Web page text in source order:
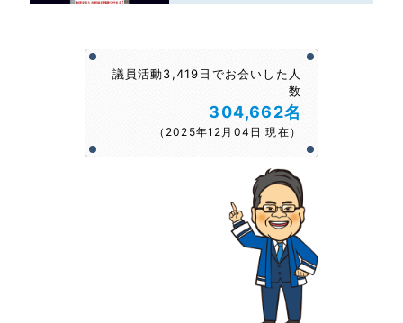
議員活動3,419日でお会いした人
数
304,662名
（2025年12月04日 現在）